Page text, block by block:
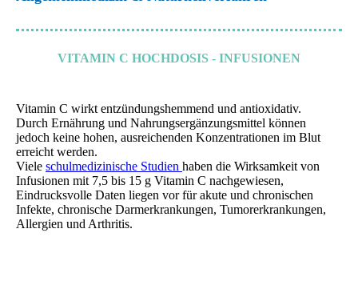
VITAMIN C HOCHDOSIS - INFUSIONEN
Vitamin C wirkt entzündungshemmend und antioxidativ.
Durch Ernährung und Nahrungsergänzungsmittel können
jedoch keine hohen, ausreichenden Konzentrationen im Blut
erreicht werden.
Viele schulmedizinische Studien haben die Wirksamkeit von
Infusionen mit 7,5 bis 15 g Vitamin C nachgewiesen,
Eindrucksvolle Daten liegen vor für akute und chronischen
Infekte, chronische Darmerkrankungen, Tumorerkrankungen,
Allergien und Arthritis.